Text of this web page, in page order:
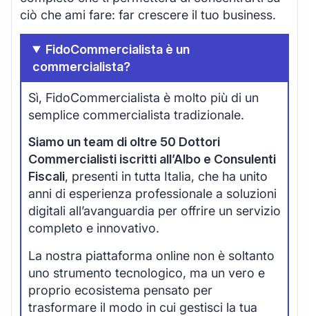
ciò che ami fare: far crescere il tuo business.
FidoCommercialista è un
commercialista?
Sì, FidoCommercialista è molto più di un
semplice commercialista tradizionale.
Siamo un team di oltre 50 Dottori
Commercialisti iscritti all’Albo e Consulenti
Fiscali, presenti in tutta Italia, che ha unito
anni di esperienza professionale a soluzioni
digitali all’avanguardia per offrire un servizio
completo e innovativo.
La nostra piattaforma online non è soltanto
uno strumento tecnologico, ma un vero e
proprio ecosistema pensato per
trasformare il modo in cui gestisci la tua